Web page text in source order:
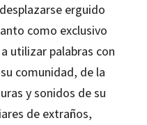
erguido
como exclusivo
utilizar palabras con
comunidad, de la
y sonidos de su
de extraños,